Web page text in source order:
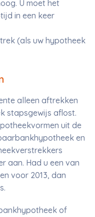
U moet het
in een keer
(als uw hypotheek
alleen aftrekken
stapsgewijs aflost.
uit de
en
aan. Had u een van
voor 2013, dan
of